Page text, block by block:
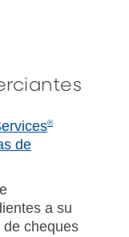
®
de
a su
cheques